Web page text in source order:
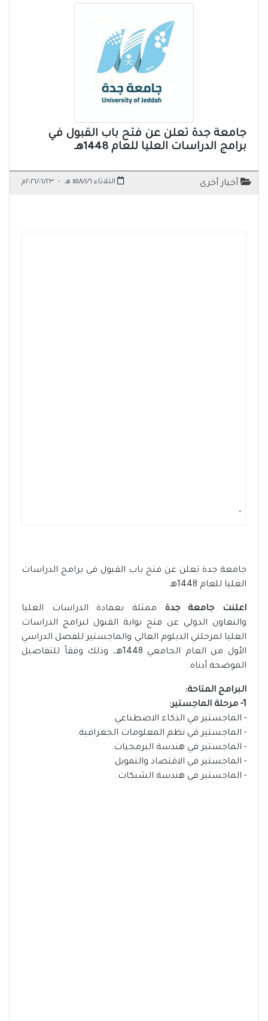
جامعة جدة تعلن عن فتح باب القبول في
برامج الدراسات العليا للعام 1448هـ
أخبار أخرى الثلاثاء ١٤٤٨/١/٦ هـ - ٢٠٢٦/٠٦/٢٣م
-
جامعة جدة تعلن عن فتح باب القبول في برامج الدراسات
العليا للعام 1448هـ
اعلنت جامعة جدة ممثلة بعمادة الدراسات العليا
والتعاون الدولي عن فتح بوابة القبول لبرامج الدراسات
العليا لمرحلتي الدبلوم العالي والماجستير للفصل الدراسي
الأول من العام الجامعي 1448هـ، وذلك وفقاً للتفاصيل
الموضحة أدناه.
البرامج المتاحة:
1- مرحلة الماجستير:
- الماجستير في الذكاء الاصطناعي.
- الماجستير في نظم المعلومات الجغرافية.
- الماجستير في هندسة البرمجيات.
- الماجستير في الاقتصاد والتمويل.
- الماجستير في هندسة الشبكات.